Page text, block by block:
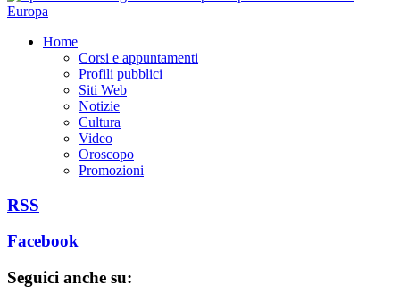
Home
Corsi e appuntamenti
Profili pubblici
Siti Web
Notizie
Cultura
Video
Oroscopo
Promozioni
RSS
Facebook
Seguici anche su: